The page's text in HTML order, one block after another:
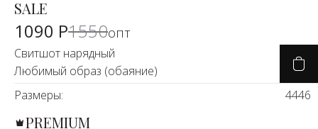
-29%
SALE
1090 Р1550опт
Свитшот нарядный
Любимый образ (обаяние)
Размеры:
4446
PREMIUM